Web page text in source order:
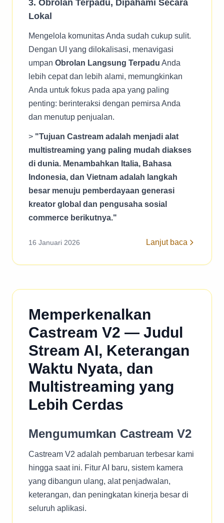
3. Obrolan Terpadu, Dipahami Secara
Lokal
Mengelola komunitas Anda sudah cukup sulit.
Dengan UI yang dilokalisasi, menavigasi
umpan Obrolan Langsung Terpadu Anda
lebih cepat dan lebih alami, memungkinkan
Anda untuk fokus pada apa yang paling
penting: berinteraksi dengan pemirsa Anda
dan menutup penjualan.
> "Tujuan Castream adalah menjadi alat
multistreaming yang paling mudah diakses
di dunia. Menambahkan Italia, Bahasa
Indonesia, dan Vietnam adalah langkah
besar menuju pemberdayaan generasi
kreator global dan pengusaha sosial
commerce berikutnya."
16 Januari 2026 Lanjut baca
Memperkenalkan
Castream V2 — Judul
Stream AI, Keterangan
Waktu Nyata, dan
Multistreaming yang
Lebih Cerdas
Mengumumkan Castream V2
Castream V2 adalah pembaruan terbesar kami
hingga saat ini. Fitur AI baru, sistem kamera
yang dibangun ulang, alat penjadwalan,
keterangan, dan peningkatan kinerja besar di
seluruh aplikasi.